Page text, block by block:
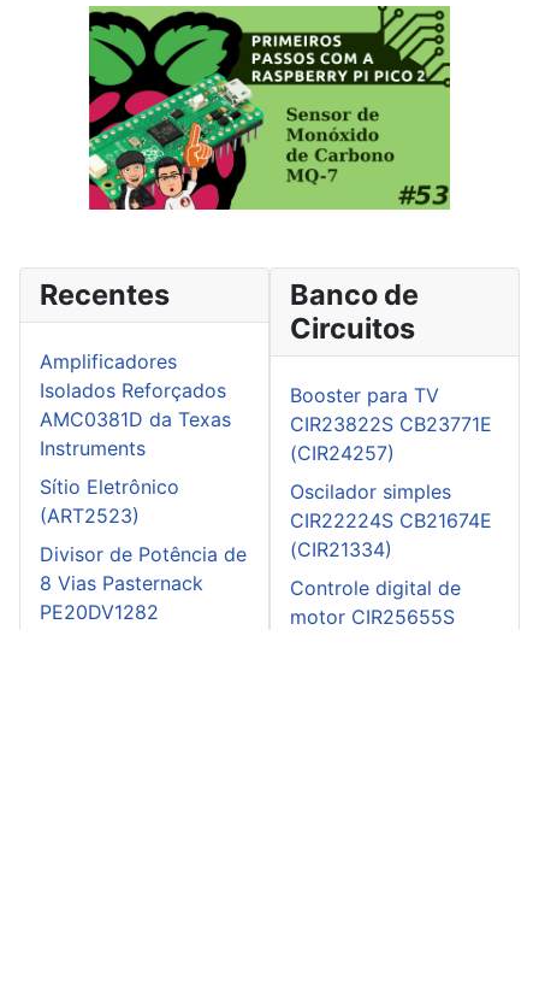
Recentes
Amplificadores
Isolados Reforçados
AMC0381D da Texas
Instruments
Sítio Eletrônico
(ART2523)
Divisor de Potência de
8 Vias Pasternack
PE20DV1282
Banco de
Circuitos
Booster para TV
CIR23822S CB23771E
(CIR24257)
Oscilador simples
CIR22224S CB21674E
(CIR21334)
Controle digital de
motor CIR25655S